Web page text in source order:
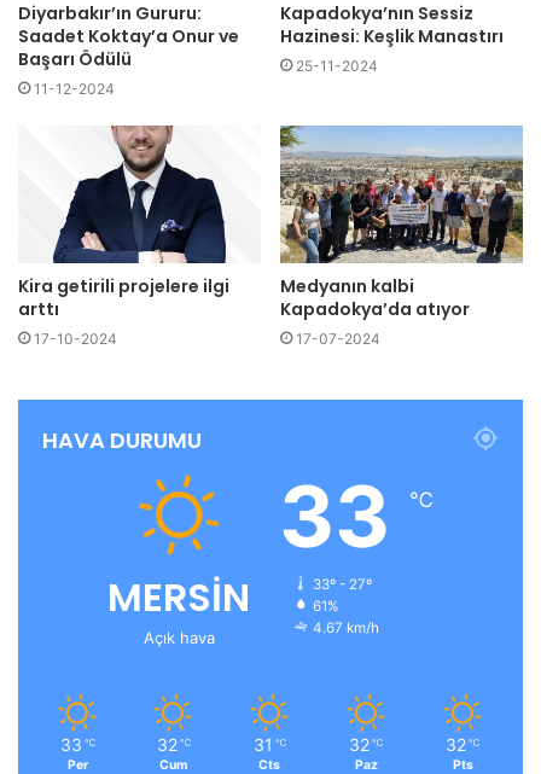
Diyarbakır’ın Gururu:
Saadet Koktay’a Onur ve
Başarı Ödülü
11-12-2024
Kapadokya’nın Sessiz
Hazinesi: Keşlik Manastırı
25-11-2024
Kira getirili projelere ilgi
arttı
17-10-2024
Medyanın kalbi
Kapadokya’da atıyor
17-07-2024
HAVA DURUMU
MERSİN
Açık hava
33 ℃
33º - 27º
61%
4.67 km/h
33 ℃
Per
32 ℃
Cum
31 ℃
Cts
32 ℃
Paz
32 ℃
Pts